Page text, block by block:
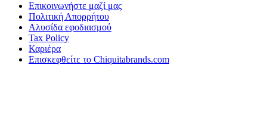
Επικοινωνήστε μαζί μας
Πολιτική Απορρήτου
Αλυσίδα εφοδιασμού
Tax Policy
Καριέρα
Επισκεφθείτε το Chiquitabrands.com